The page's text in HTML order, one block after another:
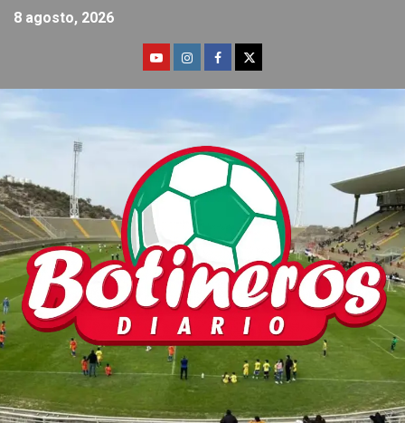
8 agosto, 2026